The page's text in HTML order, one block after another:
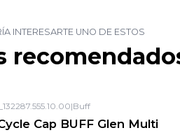
INTERESARTE UNO DE ESTOS
|Buff
Cap BUFF Glen Multi